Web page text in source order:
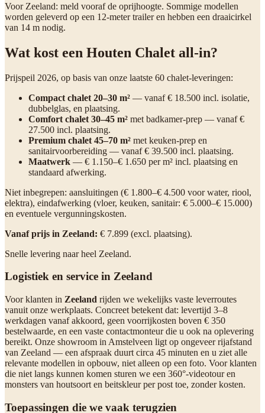
Voor Zeeland: meld vooraf de oprijhoogte. Sommige modellen
worden geleverd op een 12-meter trailer en hebben een draaicirkel
van 14 m nodig.
Wat kost een Houten Chalet all-in?
Prijspeil 2026, op basis van onze laatste 60 chalet-leveringen:
Compact chalet 20–30 m² — vanaf € 18.500 incl. isolatie,
dubbelglas, en plaatsing.
Comfort chalet 30–45 m² met badkamer-prep — vanaf €
27.500 incl. plaatsing.
Premium chalet 45–70 m² met keuken-prep en
sanitairvoorbereiding — vanaf € 39.500 incl. plaatsing.
Maatwerk — € 1.150–€ 1.650 per m² incl. plaatsing en
standaard afwerking.
Niet inbegrepen: aansluitingen (€ 1.800–€ 4.500 voor water, riool,
elektra), eindafwerking (vloer, keuken, sanitair: € 5.000–€ 15.000)
en eventuele vergunningskosten.
Vanaf prijs in Zeeland: € 7.899 (excl. plaatsing).
Snelle levering naar heel Zeeland.
Logistiek en service in Zeeland
Voor klanten in Zeeland rijden we wekelijks vaste leverroutes
vanuit onze werkplaats. Concreet betekent dat: levertijd 3–8
werkdagen vanaf akkoord, geen voorrijkosten boven € 350
bestelwaarde, en een vaste contactmonteur die u ook na oplevering
bereikt. Onze showroom in Amstelveen ligt op ongeveer rijafstand
van Zeeland — een afspraak duurt circa 45 minuten en u ziet alle
relevante modellen in opbouw, niet alleen op een foto. Voor klanten
die niet langs kunnen komen sturen we een 360°-videotour en
monsters van houtsoort en beitskleur per post toe, zonder kosten.
Toepassingen die we vaak terugzien